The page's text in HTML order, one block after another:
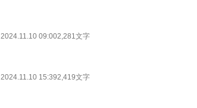
2024.11.10 09:002,281文字
2024.11.10 15:392,419文字